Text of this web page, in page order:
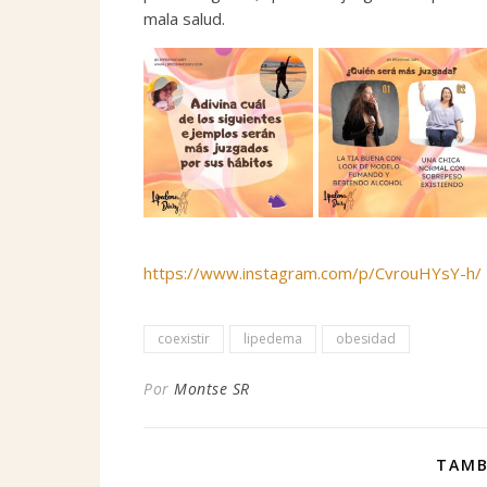
mala salud.
https://www.instagram.com/p/CvrouHYsY-h/
coexistir lipedema obesidad
Por Montse SR